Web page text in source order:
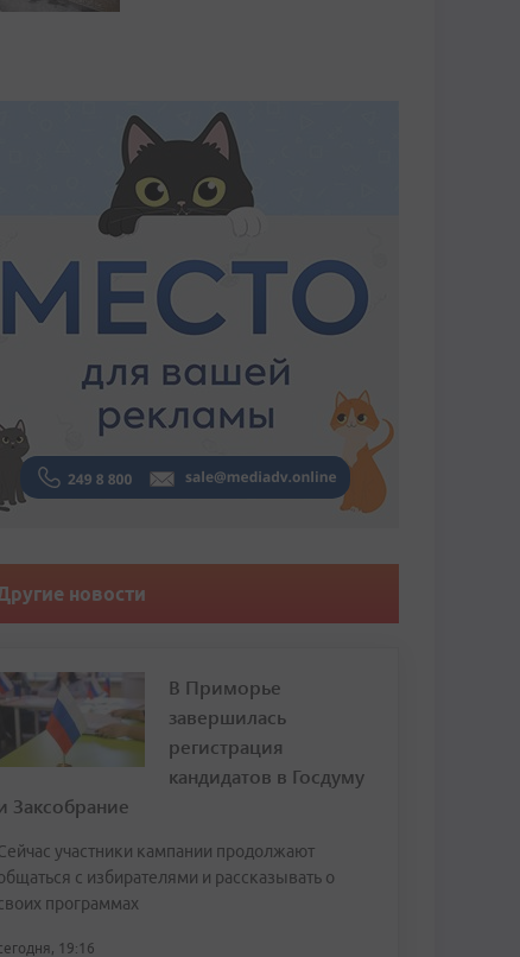
новости
В Приморье
завершилась
регистрация
кандидатов в Госдуму
Заксобрание
участники кампании продолжают
с избирателями и рассказывать о
программах
19:16